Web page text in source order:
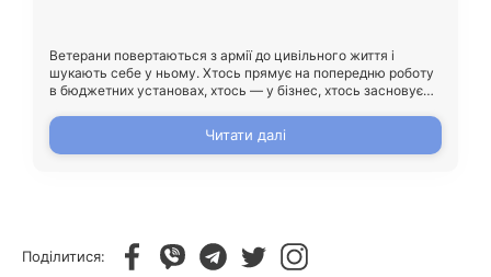
Ветерани повертаються з армії до цивільного життя і
шукають себе у ньому. Хтось прямує на попередню роботу
в бюджетних установах, хтось — у бізнес, хтось засновує
Читати далі
Поділитися: